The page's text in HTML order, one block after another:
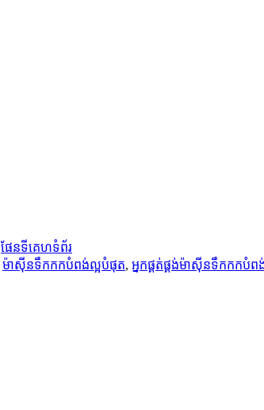
ផែនទីគេហទំព័រ
ម៉ាស៊ីនទឹកកកបំពង់ល្អបំផុត, អ្នកផ្គត់ផ្គង់ម៉ាស៊ីនទឹកកកបំព